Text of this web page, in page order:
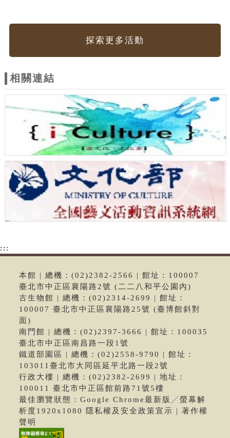
探索更多活動
相關連結
:::
本館 | 總機：(02)2382-2566 | 館址：100007
臺北市中正區襄陽路2號 (二二八和平公園內)
古生物館 | 總機：(02)2314-2699 | 館址：
100007 臺北市中正區襄陽路25號 (臺博館斜對
面)
南門館 | 總機：(02)2397-3666 | 館址：100035
臺北市中正區南昌路一段1號
鐵道部園區 | 總機：(02)2558-9790 | 館址：
103011臺北市大同區延平北路一段2號
行政大樓 | 總機：(02)2382-2699 | 地址：
100011 臺北市中正區館前路71號5樓
最佳瀏覽狀態：Google Chrome最新版╱螢幕解
析度1920x1080 隱私權及安全政策宣示 | 著作權
聲明